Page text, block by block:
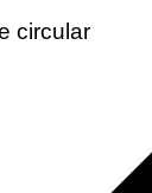
circular